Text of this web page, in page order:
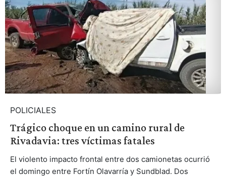
POLICIALES
Trágico choque en un camino rural de
Rivadavia: tres víctimas fatales
El violento impacto frontal entre dos camionetas ocurrió
el domingo entre Fortín Olavarría y Sundblad. Dos